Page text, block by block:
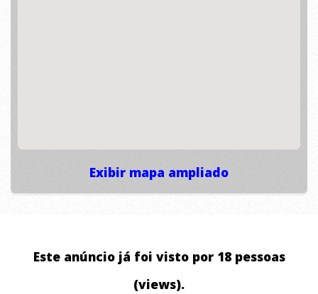
Exibir mapa ampliado
Este anúncio já foi visto por 18 pessoas
(views).